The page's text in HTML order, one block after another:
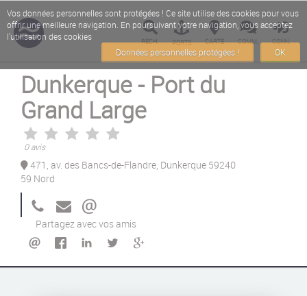
RECH. PORTS CARTE COMM. CONN.
Dunkerque - Port du
Grand Large
0 avis
471, av. des Bancs-de-Flandre, Dunkerque 59240
59 Nord
Partagez avec vos amis
Vos données personnelles sont protégées ! Ce site utilise des cookies pour vous
offrir une meilleure navigation. En poursuivant votre navigation, vous acceptez
l'utilisation des cookies
OK
Données personnelles protégées !